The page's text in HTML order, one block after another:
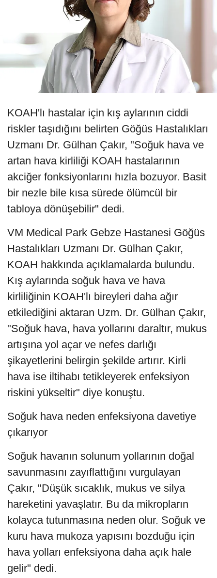
KOAH'lı hastalar için kış aylarının ciddi
riskler taşıdığını belirten Göğüs Hastalıkları
Uzmanı Dr. Gülhan Çakır, "Soğuk hava ve
artan hava kirliliği KOAH hastalarının
akciğer fonksiyonlarını hızla bozuyor. Basit
bir nezle bile kısa sürede ölümcül bir
tabloya dönüşebilir" dedi.
VM Medical Park Gebze Hastanesi Göğüs
Hastalıkları Uzmanı Dr. Gülhan Çakır,
KOAH hakkında açıklamalarda bulundu.
Kış aylarında soğuk hava ve hava
kirliliğinin KOAH'lı bireyleri daha ağır
etkilediğini aktaran Uzm. Dr. Gülhan Çakır,
"Soğuk hava, hava yollarını daraltır, mukus
artışına yol açar ve nefes darlığı
şikayetlerini belirgin şekilde artırır. Kirli
hava ise iltihabı tetikleyerek enfeksiyon
riskini yükseltir" diye konuştu.
Soğuk hava neden enfeksiyona davetiye
çıkarıyor
Soğuk havanın solunum yollarının doğal
savunmasını zayıflattığını vurgulayan
Çakır, "Düşük sıcaklık, mukus ve silya
hareketini yavaşlatır. Bu da mikropların
kolayca tutunmasına neden olur. Soğuk ve
kuru hava mukoza yapısını bozduğu için
hava yolları enfeksiyona daha açık hale
gelir" dedi.